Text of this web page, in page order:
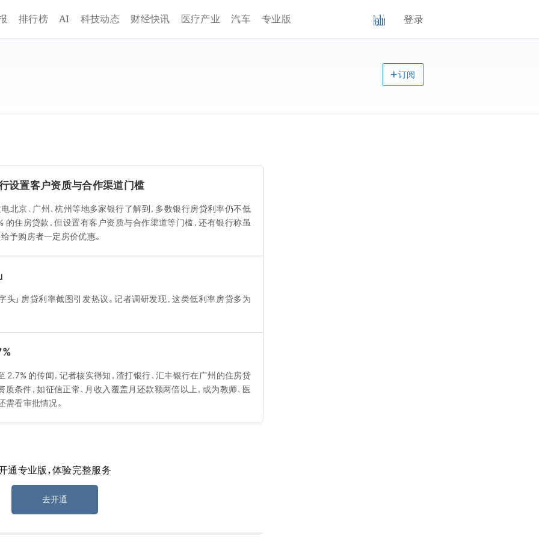
排行榜 AI 科技动态 财经快讯 医疗产业 汽车 专业版 登录
订阅
设置客户资质与合作渠道门槛
北京、广州、杭州等地多家银行了解到，多数银行房贷利率仍不低
的住房贷款，但设置有客户资质与合作渠道等门槛，还有银行称虽
予购房者一定房价优惠。
头」房贷利率截图引发热议。记者调研发现，这类低利率房贷多为
的传闻，记者核实得知，渣打银行、汇丰银行在广州的住房贷
条件，如征信正常、月收入覆盖月还款额两倍以上，或为教师、医
需看审批情况。
1 年高位
平，截至 7 月 31 日当周，30 年期固定抵押贷款利率涨 5 个基点
通专业版，体验完整服务
去开通